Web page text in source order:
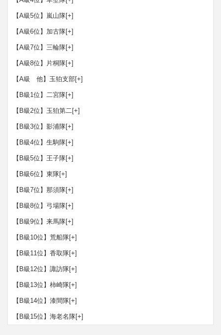
【A級5位】嵐山隊[+]
【A級6位】加古隊[+]
【A級7位】三輪隊[+]
【A級8位】片桐隊[+]
【A級 他】玉狛支部[+]
【B級1位】二宮隊[+]
【B級2位】玉狛第二[+]
【B級3位】影浦隊[+]
【B級4位】生駒隊[+]
【B級5位】王子隊[+]
【B級6位】東隊[+]
【B級7位】那須隊[+]
【B級8位】弓場隊[+]
【B級9位】来馬隊[+]
【B級10位】荒船隊[+]
【B級11位】香取隊[+]
【B級12位】諏訪隊[+]
【B級13位】柿崎隊[+]
【B級14位】漆間隊[+]
【B級15位】海老名隊[+]